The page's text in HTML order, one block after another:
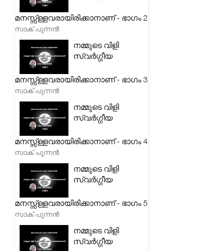
മനസ്സ്ള്ളവരായിരിക്കാനാണ് - ഭാഗം 2
സാക് പുന്നൻ
നമ്മുടെ വിളി
സ്വർഗ്ഗീയ
മനസ്സ്ള്ളവരായിരിക്കാനാണ് - ഭാഗം 3
സാക് പുന്നൻ
നമ്മുടെ വിളി
സ്വർഗ്ഗീയ
മനസ്സ്ള്ളവരായിരിക്കാനാണ് - ഭാഗം 4
സാക് പുന്നൻ
നമ്മുടെ വിളി
സ്വർഗ്ഗീയ
മനസ്സ്ള്ളവരായിരിക്കാനാണ് - ഭാഗം 5
സാക് പുന്നൻ
നമ്മുടെ വിളി
സ്വർഗ്ഗീയ